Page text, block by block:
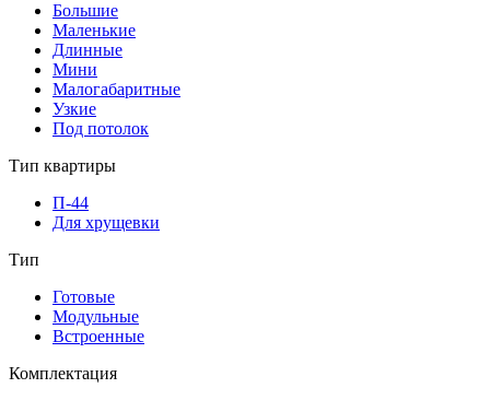
Большие
Маленькие
Длинные
Мини
Малогабаритные
Узкие
Под потолок
Тип квартиры
П-44
Для хрущевки
Тип
Готовые
Модульные
Встроенные
Комплектация